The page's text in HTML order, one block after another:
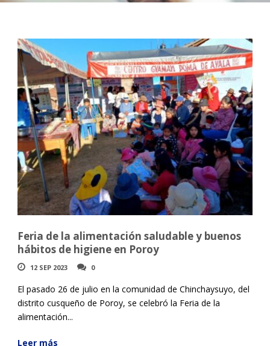
Feria de la alimentación saludable y buenos
hábitos de higiene en Poroy
12 SEP 2023 0
El pasado 26 de julio en la comunidad de Chinchaysuyo, del
distrito cusqueño de Poroy, se celebró la Feria de la
alimentación...
Leer más